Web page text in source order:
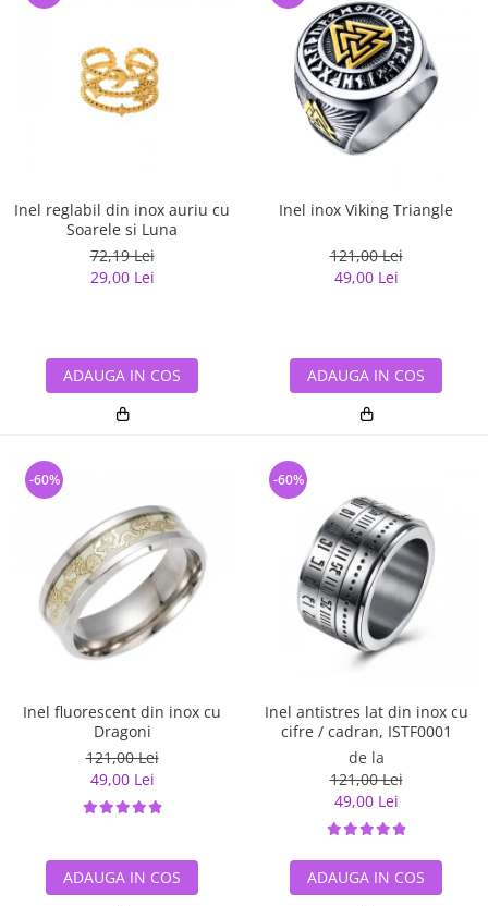
Inel reglabil din inox auriu cu
Soarele si Luna
72,19 Lei
29,00 Lei
ADAUGA IN COS
Inel inox Viking Triangle
121,00 Lei
49,00 Lei
ADAUGA IN COS
Inel fluorescent din inox cu
Dragoni
121,00 Lei
49,00 Lei
-60%
ADAUGA IN COS
Inel antistres lat din inox cu
cifre / cadran, ISTF0001
de la
121,00 Lei
49,00 Lei
-60%
ADAUGA IN COS